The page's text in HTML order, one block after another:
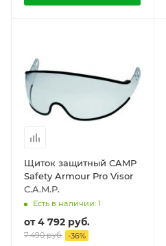
Щиток защитный CAMP
Safety Armour Pro Visor
C.A.M.P.
Есть в наличии: 1
от4 792 руб.
7 490 руб. -36%